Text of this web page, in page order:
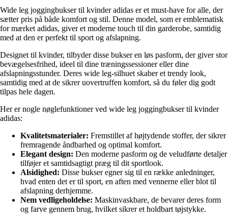
Wide leg joggingbukser til kvinder adidas er et must-have for alle, der
sætter pris på både komfort og stil. Denne model, som er emblematisk
for mærket adidas, giver et moderne touch til din garderobe, samtidig
med at den er perfekt til sport og afslapning.
Designet til kvinder, tilbyder disse bukser en løs pasform, der giver stor
bevægelsesfrihed, ideel til dine træningssessioner eller dine
afslapningsstunder. Deres wide leg-silhuet skaber et trendy look,
samtidig med at de sikrer uovertruffen komfort, så du føler dig godt
tilpas hele dagen.
Her er nogle nøglefunktioner ved wide leg joggingbukser til kvinder
adidas:
Kvalitetsmaterialer: Fremstillet af højtydende stoffer, der sikrer
fremragende åndbarhed og optimal komfort.
Elegant design: Den moderne pasform og de veludførte detaljer
tilføjer et samtidsagtigt præg til dit sportlook.
Alsidighed: Disse bukser egner sig til en række anledninger,
hvad enten det er til sport, en aften med vennerne eller blot til
afslapning derhjemme.
Nem vedligeholdelse: Maskinvaskbare, de bevarer deres form
og farve gennem brug, hvilket sikrer et holdbart tøjstykke.